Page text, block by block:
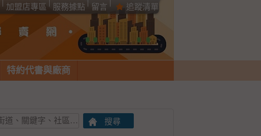
加盟店專區 服務據點 留言 追蹤清單
特約代書與廠商